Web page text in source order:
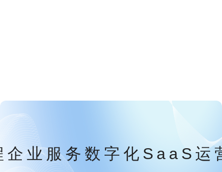
企业服务数字化SaaS运